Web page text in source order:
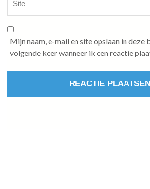
Mijn naam, e-mail en site opslaan in deze
volgende keer wanneer ik een reactie